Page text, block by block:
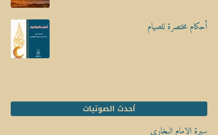
أحكام مختصرة للصيام
أحدث الصوتيات
سيرة الإمام البخاري